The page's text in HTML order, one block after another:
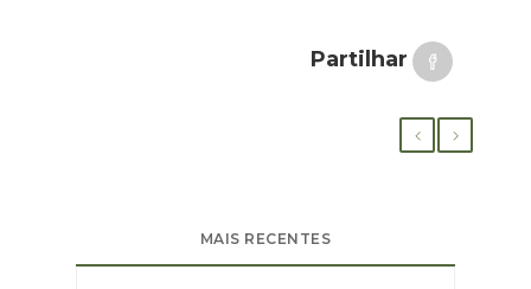
Partilhar
MAIS RECENTES